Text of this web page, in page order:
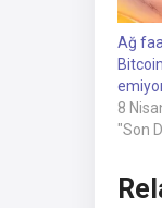
Ağ
8
"Son